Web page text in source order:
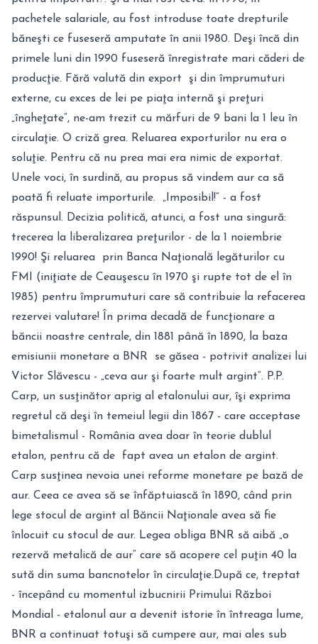
pachetele salariale, au fost introduse toate drepturile
băneşti ce fuseseră amputate în anii 1980. Deşi încă din
primele luni din 1990 fuseseră înregistrate mari căderi de
producţie. Fără valută din export şi din împrumuturi
externe, cu exces de lei pe piaţa internă şi preţuri
„îngheţate“, ne-am trezit cu mărfuri de 9 bani la 1 leu în
circulaţie. O criză grea. Reluarea exporturilor nu era o
soluţie. Pentru că nu prea mai era nimic de exportat.
Unele voci, în surdină, au propus să vindem aur ca să
poată fi reluate importurile. „Imposibil!“ - a fost
răspunsul. Decizia politică, atunci, a fost una singură:
trecerea la liberalizarea preţurilor - de la 1 noiembrie
1990! Şi reluarea prin Banca Naţională legăturilor cu
FMI (iniţiate de Ceauşescu în 1970 şi rupte tot de el în
1985) pentru împrumuturi care să contribuie la refacerea
rezervei valutare! În prima decadă de funcţionare a
băncii noastre centrale, din 1881 până în 1890, la baza
emisiunii monetare a BNR se găsea - potrivit ana­lizei lui
Victor Slăvescu - „ceva aur şi foarte mult argint“. P.P.
Carp, un sus­ţinător aprig al etalonului aur, îşi exprima
regretul că deşi în temeiul legii din 1867 - care acceptase
bimetalismul - România avea doar în teorie dublul
etalon, pentru că de fapt avea un etalon de argint.
Carp susţinea nevoia unei reforme monetare pe bază de
aur. Ceea ce avea să se înfăptuiască în 1890, când prin
lege stocul de argint al Băncii Naţionale avea să fie
înlocuit cu stocul de aur. Legea obliga BNR să aibă „o
rezervă metalică de aur“ care să acopere cel puţin 40 la
sută din suma bancnotelor în circulaţie.După ce, treptat
- începând cu momentul izbucnirii Primului Război
Mondial - etalonul aur a devenit istorie în întreaga lume,
BNR a continuat totuşi să cumpere aur, mai ales sub